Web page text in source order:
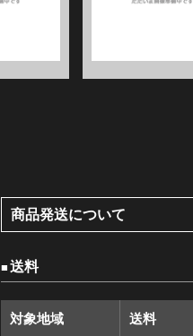
商品発送について
送料
対象地域 送料